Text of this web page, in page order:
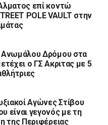
επί κοντώ
POLE VAULT στην
Δρόμου στα
ο ΓΣ Ακριτας με 5
Αγώνες Στίβου
είναι γεγονός με τη
της Περιφέρειας